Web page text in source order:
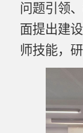
问题引领
面提出建
师技能，